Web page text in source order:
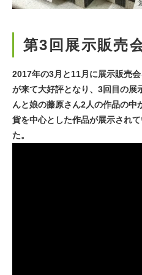
第3回展示販売
2017年の3月と11月に展示販売
が来て大好評となり、3回目の展
んと娘の藤原さん2人の作品の中
貨を中心とした作品が展示され
た。